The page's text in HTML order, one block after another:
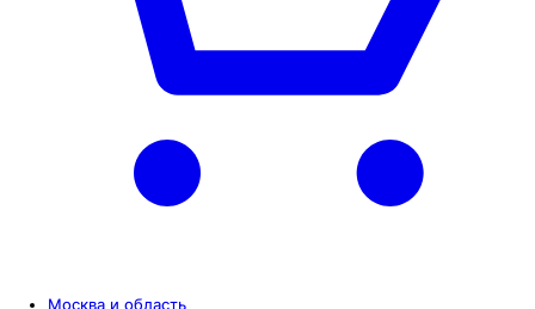
Москва и область